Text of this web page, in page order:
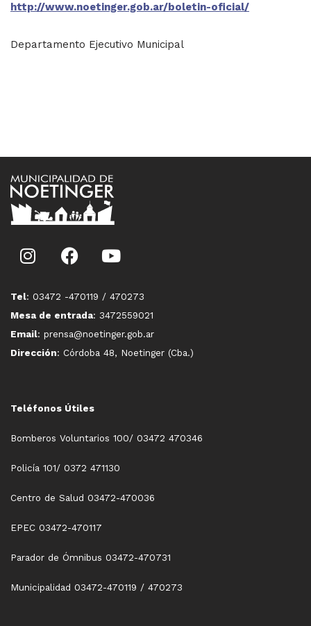
http://www.noetinger.gob.ar/boletin-oficial/
Departamento Ejecutivo Municipal
Tel: 03472 -470119 / 470273
Mesa de entrada: 3472559021
Email: prensa@noetinger.gob.ar
Dirección: Córdoba 48, Noetinger (Cba.)
Teléfonos Útiles
Bomberos Voluntarios 100/ 03472 470346
Policía 101/ 0372 471130
Centro de Salud 03472-470036
EPEC 03472-470117
Parador de Ómnibus 03472-470731
Municipalidad 03472-470119 / 470273